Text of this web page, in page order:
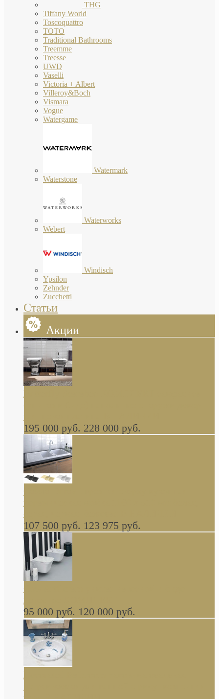
THG
Tiffany World
Toscoquattro
TOTO
Traditional Bathrooms
Treemme
Treesse
UWD
Vaselli
Victoria + Albert
Villeroy&Boch
Vismara
Vogue
Watergame
Watermark
Waterstone
Waterworks
Webert
Windisch
Ypsilon
Zehnder
Zucchetti
Статьи
Акции
Butterfly Scarabeo КОМПЛЕКТ санфаянса
глянцевая платина В НАЛИЧИИ
195 000 руб. 228 000 руб.
керамическая мойка 1160 x 510 мм белая,
серая, черная, бежевая В НАЛИЧИИ
107 500 руб. 123 975 руб.
навесное КОМПЛЕКТ
95 000 руб. 120 000 руб.
Decorated Bathroom раковина овальная
встраиваемая для ванной с рисунком синяя